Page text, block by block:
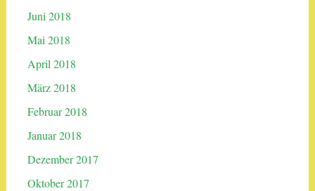
Juni 2018
Mai 2018
April 2018
März 2018
Februar 2018
Januar 2018
Dezember 2017
Oktober 2017